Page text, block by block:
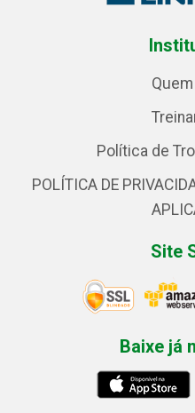
Política de
POLÍTICA DE
Site
Baixe já